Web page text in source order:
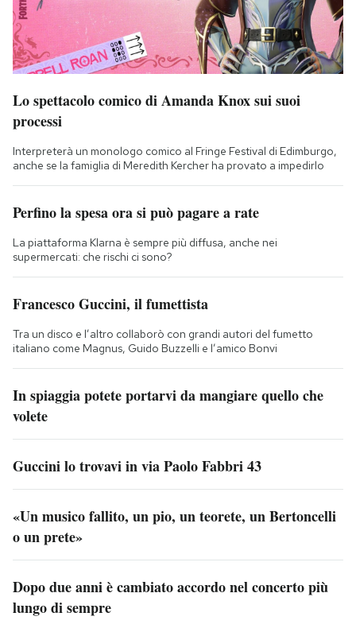
Lo spettacolo comico di Amanda Knox sui suoi
processi
Interpreterà un monologo comico al Fringe Festival di Edimburgo,
anche se la famiglia di Meredith Kercher ha provato a impedirlo
Perfino la spesa ora si può pagare a rate
La piattaforma Klarna è sempre più diffusa, anche nei
supermercati: che rischi ci sono?
Francesco Guccini, il fumettista
Tra un disco e l’altro collaborò con grandi autori del fumetto
italiano come Magnus, Guido Buzzelli e l’amico Bonvi
In spiaggia potete portarvi da mangiare quello che
volete
Guccini lo trovavi in via Paolo Fabbri 43
«Un musico fallito, un pio, un teorete, un Bertoncelli
o un prete»
Dopo due anni è cambiato accordo nel concerto più
lungo di sempre